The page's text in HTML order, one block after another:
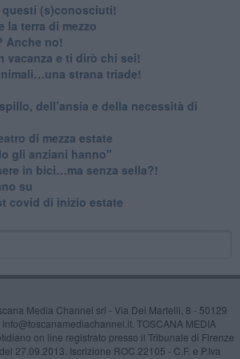
(s)conosciuti!
la terra di mezzo
Anche no!
vacanza e ti dirò chi sei!
strana triade!
dell’ansia e della necessità di
di mezza estate
gli anziani hanno"
in bici…ma senza sella?!
su
covid di inizio estate
Media Channel srl - Via Dei Martelli, 8 - 50129
info@toscanamediachannel.it. TOSCANA MEDIA
on line registrato presso il Tribunale di Firenze
27.09.2013. Iscrizione ROC 22105 - C.F. e P.Iva